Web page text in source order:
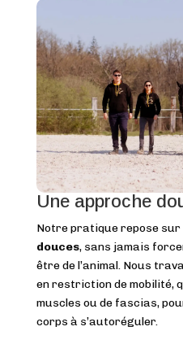
Une approche
Notre pratique repose sur
douces, sans jamais
être de l’animal. Nous
en restriction de mobilité,
muscles ou de fascias,
corps à s’autoréguler.